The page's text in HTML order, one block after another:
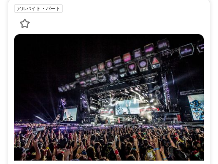
アルバイト・パート